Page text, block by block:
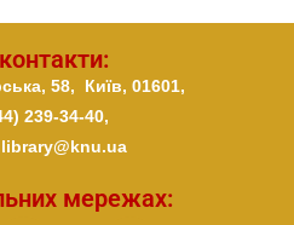
мережах:
58, Київ, 01601,
239-34-40,